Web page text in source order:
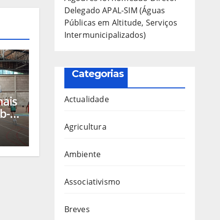
Delegado APAL-SIM (Águas
Públicas em Altitude, Serviços
Intermunicipalizados)
Categorias
Actualidade
Agricultura
Ambiente
Associativismo
Breves